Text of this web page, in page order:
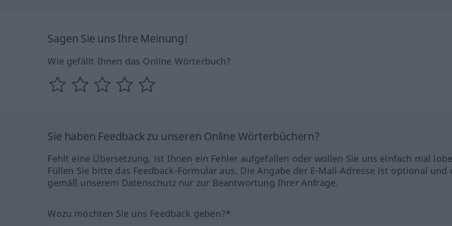
Sagen Sie uns Ihre Meinung!
Wie gefällt Ihnen das Online Wörterbuch?
Sie haben Feedback zu unseren Online Wörterbüchern?
Fehlt eine Übersetzung, ist Ihnen ein Fehler aufgefallen oder wollen Sie uns einfach mal
Füllen Sie bitte das Feedback-Formular aus. Die Angabe der E-Mail-Adresse ist optional und
gemäß unserem Datenschutz nur zur Beantwortung Ihrer Anfrage.
Wozu möchten Sie uns Feedback geben?*